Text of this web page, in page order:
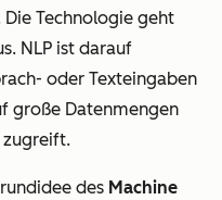
Technologie geht
NLP ist darauf
oder Texteingaben
große Datenmengen
zugreift.
des Machine